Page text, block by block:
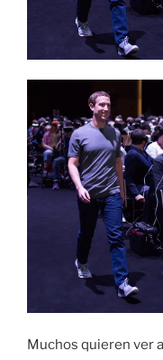
Muchos quieren ver a